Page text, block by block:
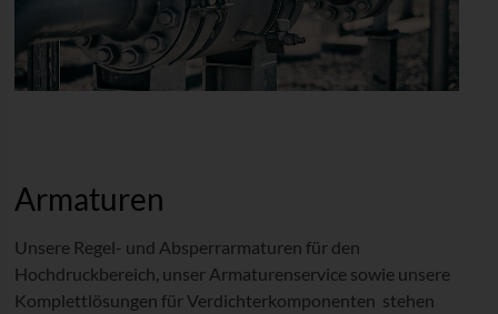
Armaturen
Unsere Regel- und Absperrarmaturen für den
Hochdruckbereich, unser Armaturenservice sowie unsere
Komplettlösungen für Verdichterkomponenten stehen